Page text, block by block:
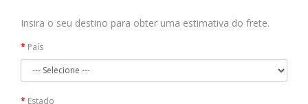
Insira o seu destino para obter uma estimativa do frete.
País
Estado